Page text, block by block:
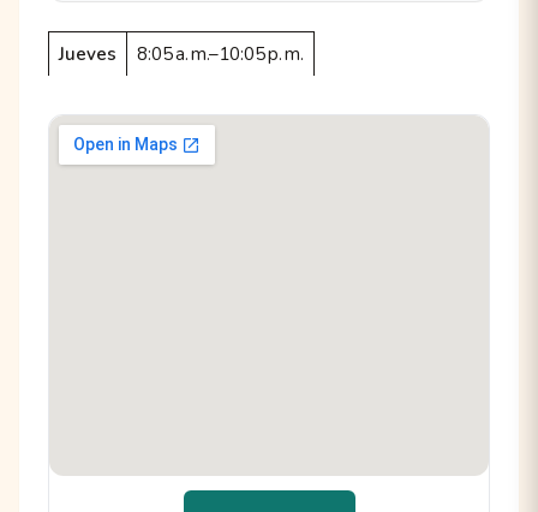
Jueves 8:05 a. m.–10:05 p. m.